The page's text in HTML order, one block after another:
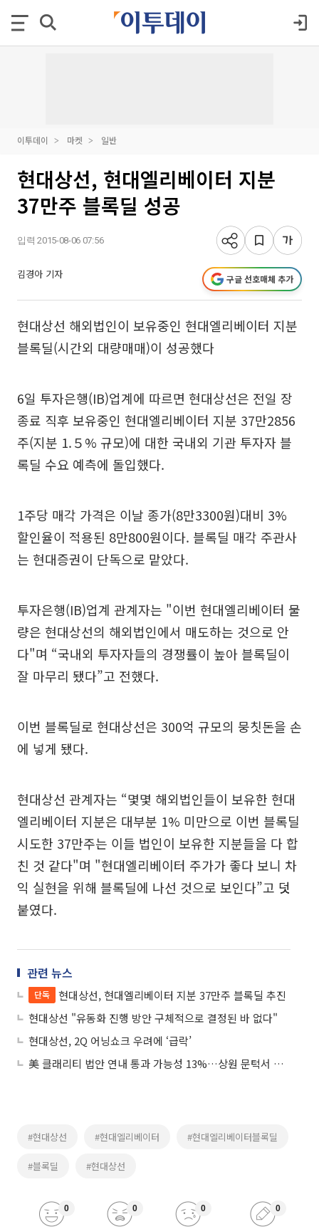
이투데이 마켓 일반
현대상선, 현대엘리베이터 지분
37만주 블록딜 성공
입력 2015-08-06 07:56
김경아 기자 구글 선호매체 추가
현대상선 해외법인이 보유중인 현대엘리베이터 지분
블록딜(시간외 대량매매)이 성공했다
6일 투자은행(IB)업계에 따르면 현대상선은 전일 장
종료 직후 보유중인 현대엘리베이터 지분 37만2856
주(지분 1.５% 규모)에 대한 국내외 기관 투자자 블
록딜 수요 예측에 돌입했다.
1주당 매각 가격은 이날 종가(8만3300원)대비 3%
할인율이 적용된 8만800원이다. 블록딜 매각 주관사
는 현대증권이 단독으로 맡았다.
투자은행(IB)업계 관계자는 "이번 현대엘리베이터 물
량은 현대상선의 해외법인에서 매도하는 것으로 안
다"며 “국내외 투자자들의 경쟁률이 높아 블록딜이
잘 마무리 됐다”고 전했다.
이번 블록딜로 현대상선은 300억 규모의 뭉칫돈을 손
에 넣게 됐다.
현대상선 관계자는 “몇몇 해외법인들이 보유한 현대
엘리베이터 지분은 대부분 1% 미만으로 이번 블록딜
시도한 37만주는 이들 법인이 보유한 지분들을 다 합
친 것 같다"며 "현대엘리베이터 주가가 좋다 보니 차
익 실현을 위해 블록딜에 나선 것으로 보인다”고 덧
붙였다.
관련 뉴스
단독
현대상선, 현대엘리베이터 지분 37만주 블록딜 추진
현대상선 "유동화 진행 방안 구체적으로 결정된 바 없다"
현대상선, 2Q 어닝쇼크 우려에 ‘급락’
美 클래리티 법안 연내 통과 가능성 13%…상원 문턱서 제동
#현대상선 #현대엘리베이터 #현대엘리베이터블록딜
#블록딜 #현대상선
0 0 0 0